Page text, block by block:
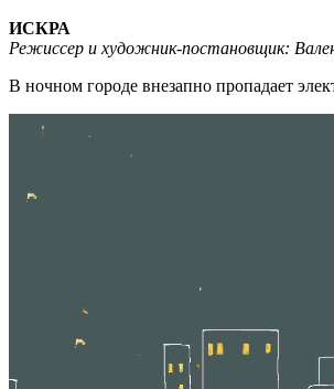
ИСКРА
Режиссер и художник-постановщик:
В ночном городе внезапно пропадает